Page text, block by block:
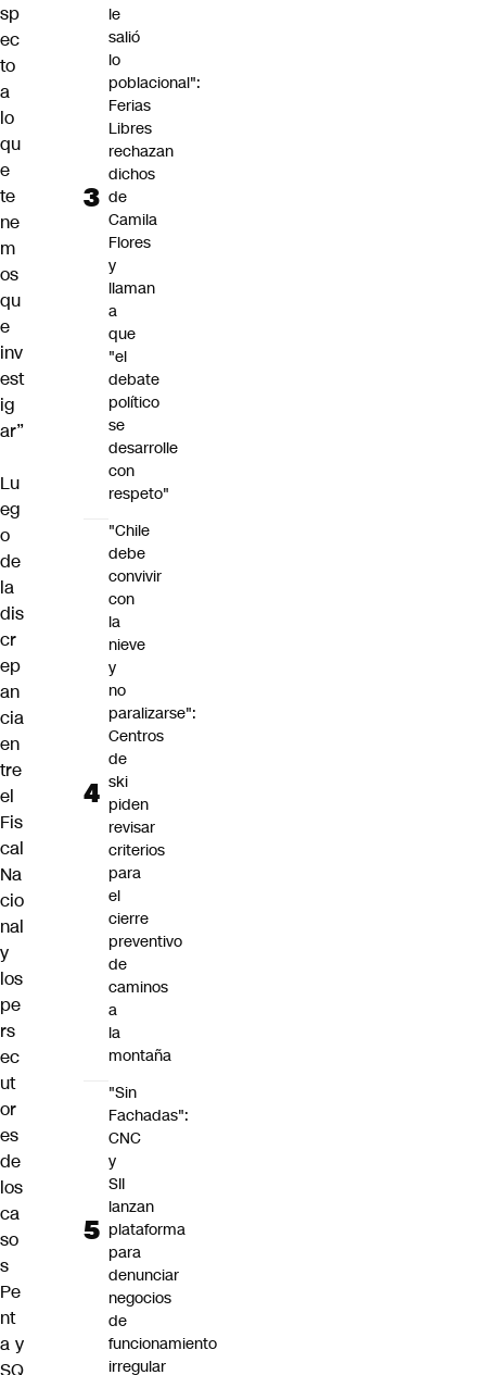
sp
ec
to
a
lo
qu
e
te
ne
m
os
qu
e
inv
est
ig
ar”
Lu
eg
o
de
la
dis
cr
ep
an
cia
en
tre
el
Fis
cal
Na
cio
nal
y
los
pe
rs
ec
ut
or
es
de
los
ca
so
s
Pe
nt
a y
SQ
le
salió
lo
poblacional":
Ferias
Libres
rechazan
dichos
de
Camila
Flores
y
llaman
a
que
"el
debate
político
se
desarrolle
con
respeto"
"Chile
debe
convivir
con
la
nieve
y
no
paralizarse":
Centros
de
ski
piden
revisar
criterios
para
el
cierre
preventivo
de
caminos
a
la
montaña
"Sin
Fachadas":
CNC
y
SII
lanzan
plataforma
para
denunciar
negocios
de
funcionamiento
irregular